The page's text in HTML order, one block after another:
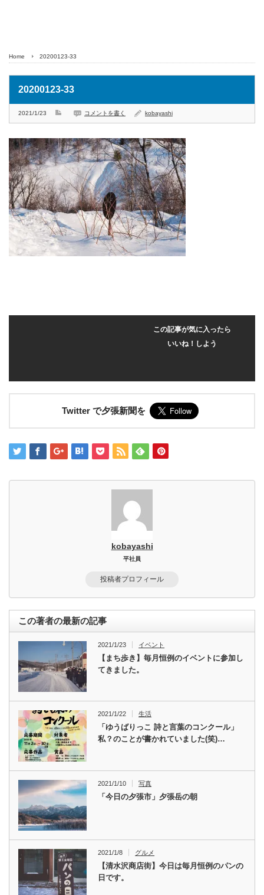
Home 20200123-33
20200123-33
2021/1/23 コメントを書く kobayashi
この記事が気に入ったら
いいね！しよう
Twitter で夕張新聞を
kobayashi
平社員
投稿者プロフィール
この著者の最新の記事
2021/1/23 イベント
【まち歩き】毎月恒例のイベントに参加し
てきました。
2021/1/22 生活
「ゆうばりっこ 詩と言葉のコンクール」
私？のことが書かれていました(笑)…
2021/1/10 写真
「今日の夕張市」夕張岳の朝
2021/1/8 グルメ
【清水沢商店街】今日は毎月恒例のパンの
日です。